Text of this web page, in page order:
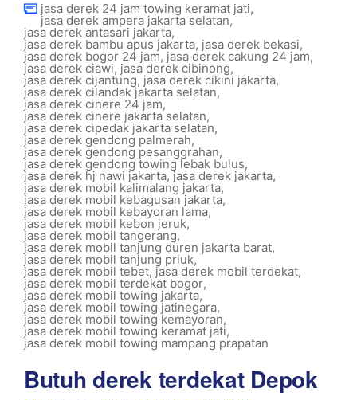
jasa derek 24 jam towing keramat jati,
jasa derek ampera jakarta selatan,
jasa derek antasari jakarta,
jasa derek bambu apus jakarta, jasa derek bekasi,
jasa derek bogor 24 jam, jasa derek cakung 24 jam,
jasa derek ciawi, jasa derek cibinong,
jasa derek cijantung, jasa derek cikini jakarta,
jasa derek cilandak jakarta selatan,
jasa derek cinere 24 jam,
jasa derek cinere jakarta selatan,
jasa derek cipedak jakarta selatan,
jasa derek gendong palmerah,
jasa derek gendong pesanggrahan,
jasa derek gendong towing lebak bulus,
jasa derek hj nawi jakarta,jasa derek jakarta,
jasa derek mobil kalimalang jakarta,
jasa derek mobil kebagusan jakarta,
jasa derek mobil kebayoran lama,
jasa derek mobil kebon jeruk,
jasa derek mobil tangerang,
jasa derek mobil tanjung duren jakarta barat,
jasa derek mobil tanjung priuk,
jasa derek mobil tebet, jasa derek mobil terdekat,
jasa derek mobil terdekat bogor,
jasa derek mobil towing jakarta,
jasa derek mobil towing jatinegara,
jasa derek mobil towing kemayoran,
jasa derek mobil towing keramat jati,
jasa derek mobil towing mampang prapatan
Butuh derek terdekat Depok